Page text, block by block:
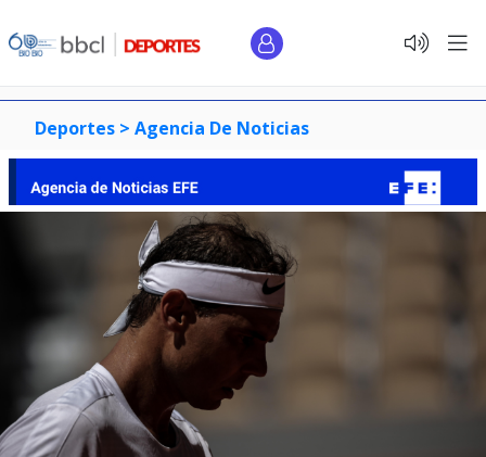
Deportes > Agencia De Noticias